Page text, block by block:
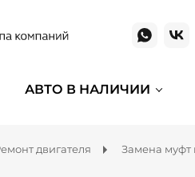
АВТО В НАЛИЧИИ
двигателя Замена муфт